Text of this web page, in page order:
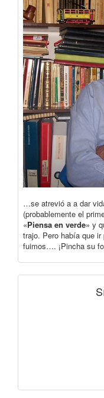
…se atrevió a a dar
(probablemente el
«Piensa en verde» y
trajo. Pero había que
fuimos…. ¡Pincha su